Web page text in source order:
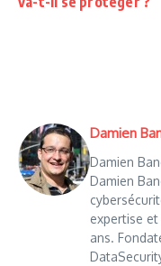
Damien
Damien
Damien
expertise
ans.